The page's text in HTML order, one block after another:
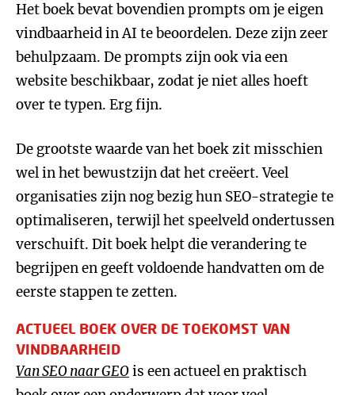
Het boek bevat bovendien prompts om je eigen
vindbaarheid in AI te beoordelen. Deze zijn zeer
behulpzaam. De prompts zijn ook via een
website beschikbaar, zodat je niet alles hoeft
over te typen. Erg fijn.
De grootste waarde van het boek zit misschien
wel in het bewustzijn dat het creëert. Veel
organisaties zijn nog bezig hun SEO-strategie te
optimaliseren, terwijl het speelveld ondertussen
verschuift. Dit boek helpt die verandering te
begrijpen en geeft voldoende handvatten om de
eerste stappen te zetten.
ACTUEEL BOEK OVER DE TOEKOMST VAN
VINDBAARHEID
Van SEO naar GEOis een actueel en praktisch